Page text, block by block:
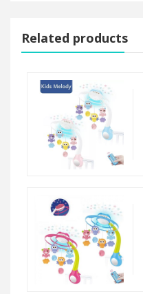
Related products